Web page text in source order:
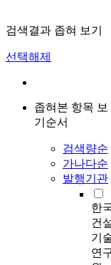
검색결과 좁혀 보기
선택해제
좁혀본 항목 보
기순서
검색량순
가나다순
발행기관
한
건
기
연